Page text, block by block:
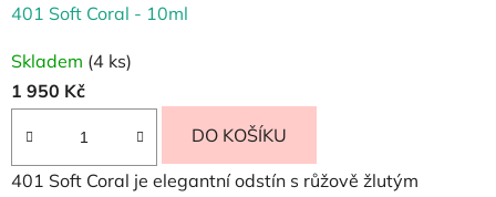
401 Soft Coral - 10ml
Skladem (4 ks)
1 950 Kč
DO KOŠÍKU
401 Soft Coral je elegantní odstín s růžově žlutým